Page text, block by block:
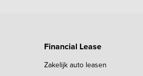
Financial Lease
Zakelijk auto leasen